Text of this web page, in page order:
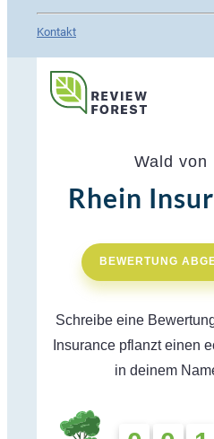
Kontakt
Wald von
Rhein
BEWERTUNG
Schreibe eine
Insurance pflanzt einen
in deinem